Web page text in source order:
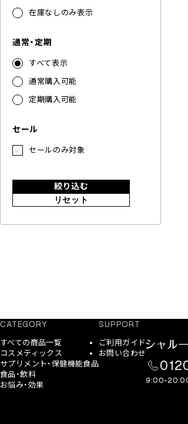
在庫なしのみ表示
通常・定期
すべて表示
通常購入可能
定期購入可能
セール
セールのみ対象
絞り込む
リセット
CATEGORY
すべての商品一覧
コスメティックス
サプリメント・保健機能食品
食品・飲料
お悩み・効果
SUPPORT
ご利用ガイド
お問い合わせ
9:00-20:00